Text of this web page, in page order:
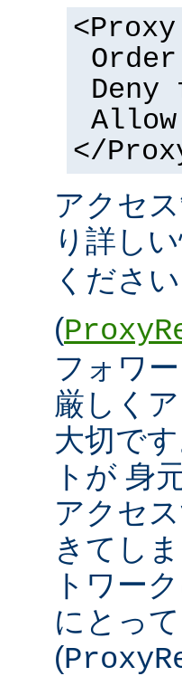
</
アクセ
り詳し
ください
(
フォワ
厳しく
大切で
トが 身
アクセ
きてし
トワー
にとっ
(